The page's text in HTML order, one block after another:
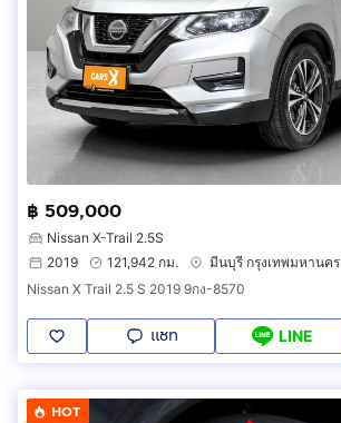
฿ 509,000
Nissan X-Trail 2.5S
2019
121,942 กม.
มีนบุรี กรุงเทพมหานคร
Nissan X Trail 2.5 S 2019 9กง-8570
แชท LINE
HOT